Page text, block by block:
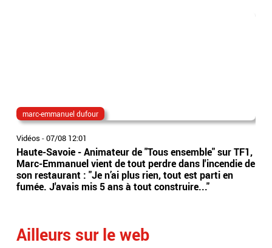
marc-emmanuel dufour
Vidéos -07/08 12:01
Haute-Savoie - Animateur de "Tous ensemble" sur TF1,
Marc-Emmanuel vient de tout perdre dans l'incendie de
son restaurant : "Je n’ai plus rien, tout est parti en
fumée. J'avais mis 5 ans à tout construire..."
Ailleurs sur le web